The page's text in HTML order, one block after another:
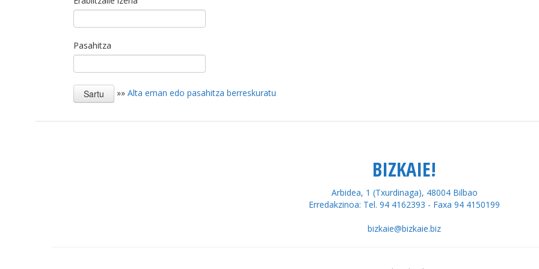
Pasahitza
»» Alta eman edo pasahitza berreskuratu
BIZKAIE!
Arbidea, 1 (Txurdinaga), 48004 Bilbao
Erredakzinoa: Tel. 94 4162393 - Faxa 94 4150199
bizkaie@bizkaie.biz